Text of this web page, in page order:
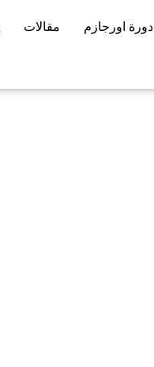
دورة اورجازم مقالات